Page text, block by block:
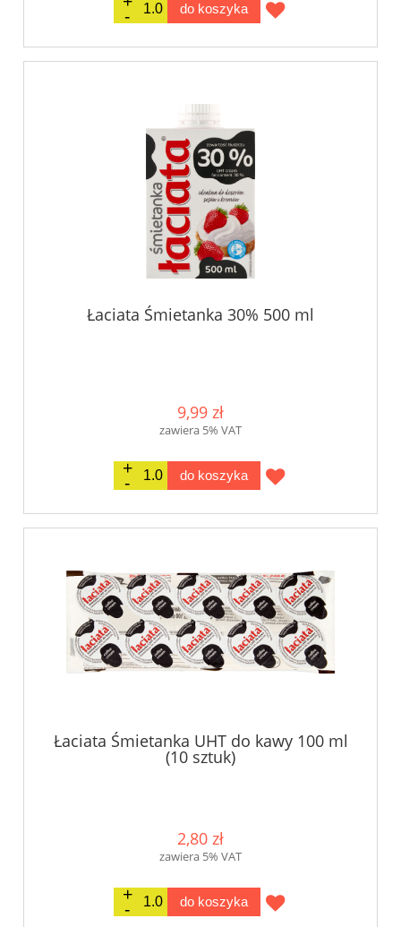
do koszyka
Łaciata Śmietanka 30% 500 ml
9,99 zł
zawiera 5% VAT
do koszyka
Łaciata Śmietanka UHT do kawy 100 ml
(10 sztuk)
2,80 zł
zawiera 5% VAT
do koszyka